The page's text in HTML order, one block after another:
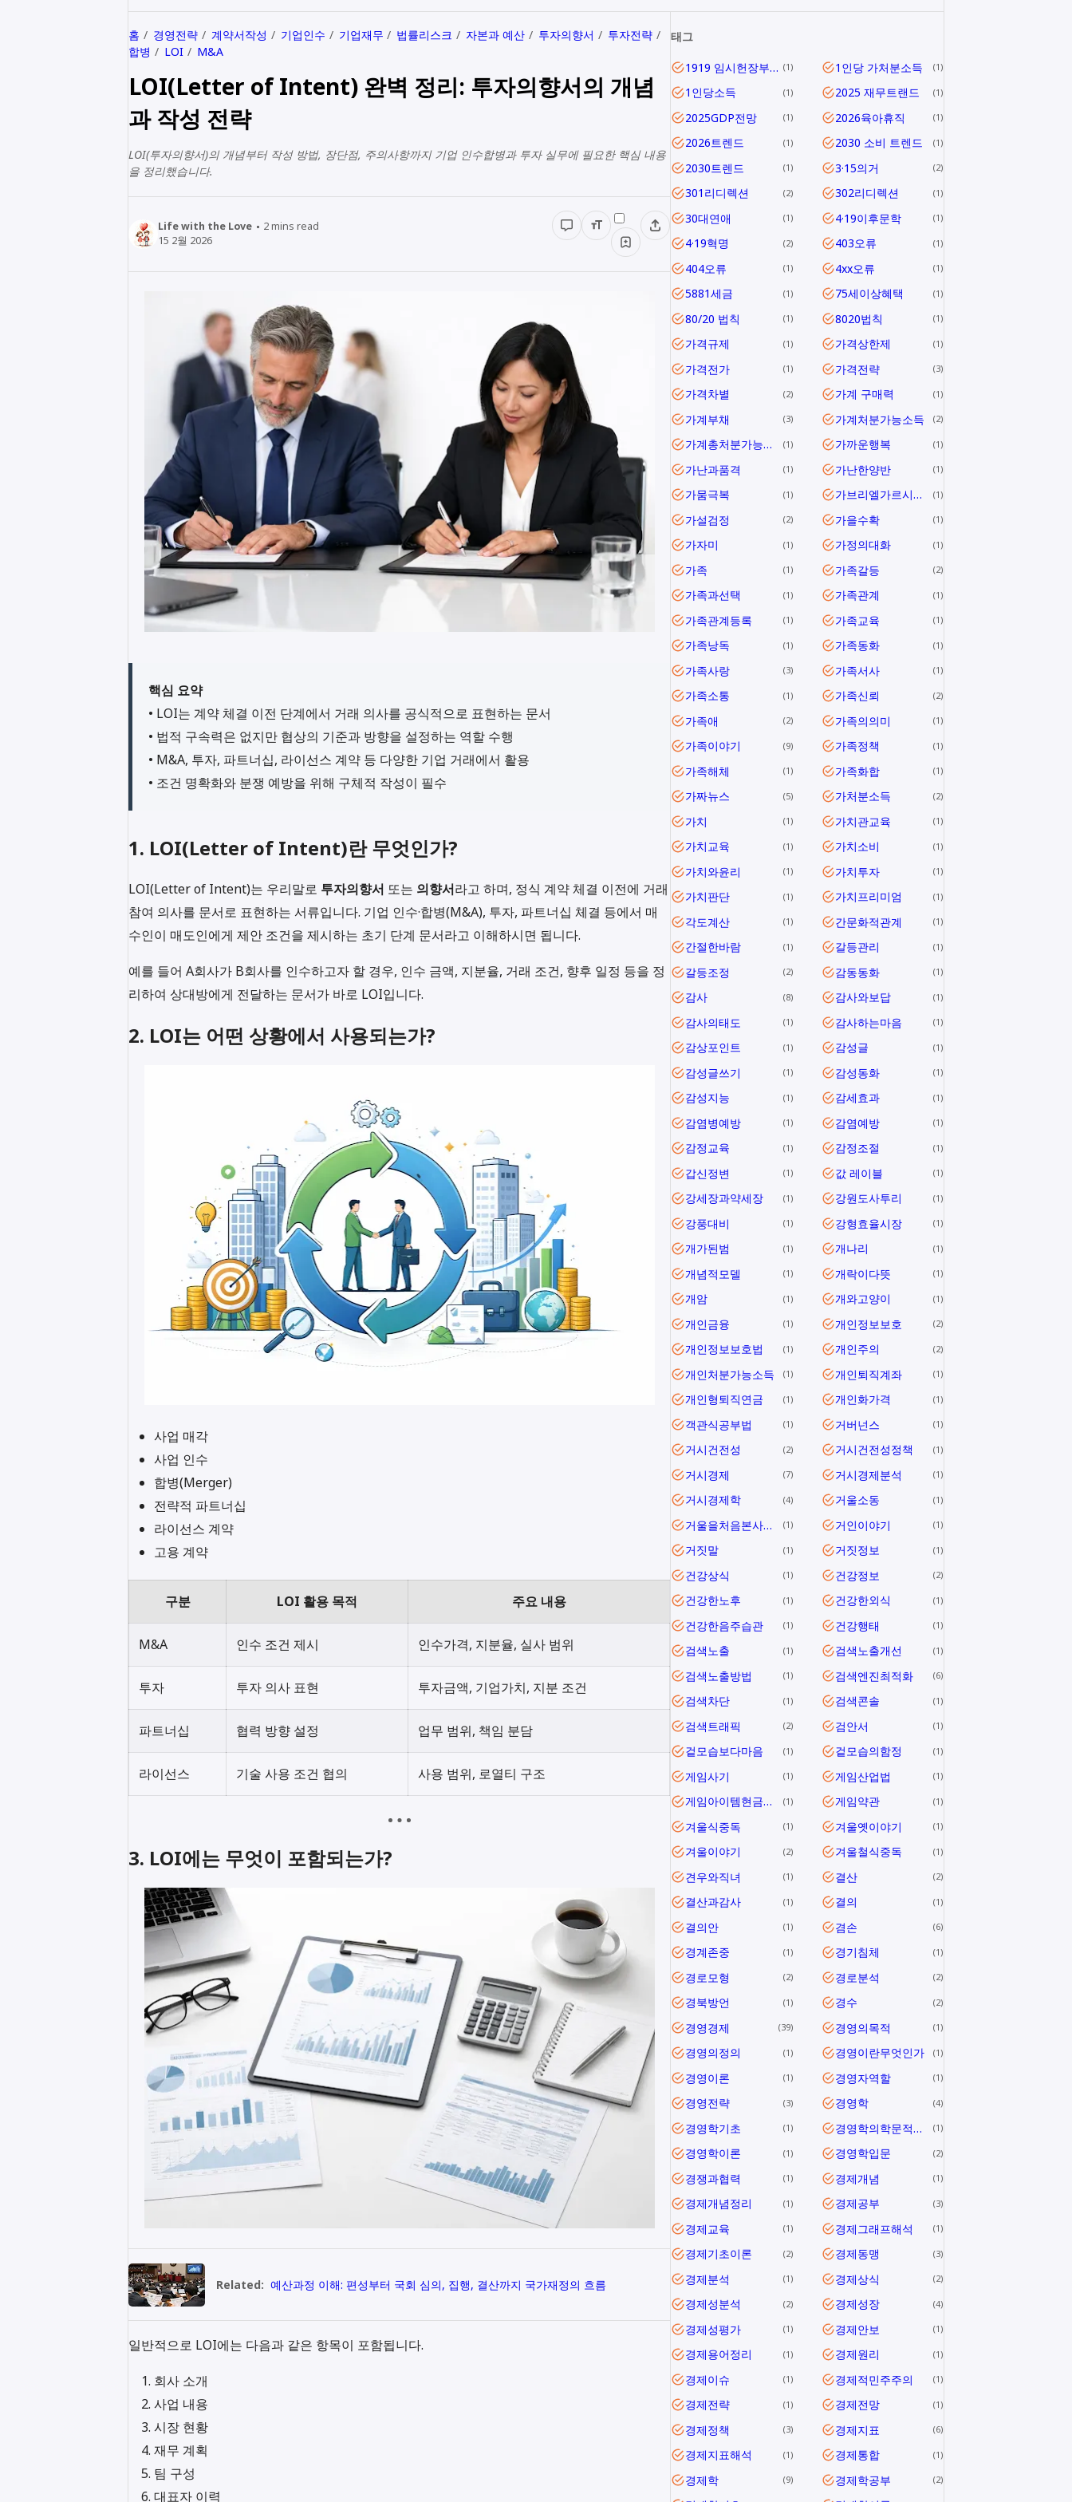
홈 경영전략 계약서작성 기업인수 기업재무 법률리스크 자본과 예산 투자의향서
투자전략
합병
LOI M&A
LOI(Letter of Intent) 완벽 정리: 투자의향서의 개념
과 작성 전략
LOI(투자의향서)의 개념부터 작성 방법, 장단점, 주의사항까지 기업 인수합병과 투자 실무에 필요한 핵심 내용
을 정리했습니다.
Life with the Love 2mins read
15 2월 2026
핵심 요약
• LOI는 계약 체결 이전 단계에서 거래 의사를 공식적으로 표현하는 문서
• 법적 구속력은 없지만 협상의 기준과 방향을 설정하는 역할 수행
• M&A, 투자, 파트너십, 라이선스 계약 등 다양한 기업 거래에서 활용
• 조건 명확화와 분쟁 예방을 위해 구체적 작성이 필수
1. LOI(Letter of Intent)란 무엇인가?
LOI(Letter of Intent)는 우리말로 투자의향서 또는 의향서라고 하며, 정식 계약 체결 이전에 거래
참여 의사를 문서로 표현하는 서류입니다. 기업 인수·합병(M&A), 투자, 파트너십 체결 등에서 매
수인이 매도인에게 제안 조건을 제시하는 초기 단계 문서라고 이해하시면 됩니다.
예를 들어 A회사가 B회사를 인수하고자 할 경우, 인수 금액, 지분율, 거래 조건, 향후 일정 등을 정
리하여 상대방에게 전달하는 문서가 바로 LOI입니다.
2. LOI는 어떤 상황에서 사용되는가?
사업 매각
사업 인수
합병(Merger)
전략적 파트너십
라이선스 계약
고용 계약
구분 LOI 활용 목적 주요 내용
M&A 인수 조건 제시 인수가격, 지분율, 실사 범위
투자 투자 의사 표현 투자금액, 기업가치, 지분 조건
파트너십 협력 방향 설정 업무 범위, 책임 분담
라이선스 기술 사용 조건 협의 사용 범위, 로열티 구조
3. LOI에는 무엇이 포함되는가?
Related: 예산과정 이해: 편성부터 국회 심의, 집행, 결산까지 국가재정의 흐름
일반적으로 LOI에는 다음과 같은 항목이 포함됩니다.
회사 소개
사업 내용
시장 현황
재무 계획
팀 구성
대표자 이력
태그
1919 임시헌장부터 헌법 제1조까지 1 1인당 가처분소득 1
1인당소득 1 2025 재무트랜드 1
2025GDP전망 1 2026육아휴직 1
2026트렌드 1 2030 소비 트렌드 1
2030트렌드 1 3·15의거 2
301리디렉션 2 302리디렉션 1
30대연애 1 4·19이후문학 1
4·19혁명 2 403오류 1
404오류 1 4xx오류 1
5881세금 1 75세이상혜택 1
80/20 법칙 1 8020법칙 1
가격규제 1 가격상한제 1
가격전가 1 가격전략 3
가격차별 2 가계 구매력 1
가계부채 3 가계처분가능소득 2
가계총처분가능소득 1 가까운행복 1
가난과품격 1 가난한양반 1
가뭄극복 1 가브리엘가르시아마르케스 1
가설검정 2 가을수확 1
가자미 1 가정의대화 1
가족 1 가족갈등 2
가족과선택 1 가족관계 1
가족관계등록 1 가족교육 1
가족낭독 1 가족동화 1
가족사랑 3 가족서사 1
가족소통 1 가족신뢰 2
가족애 2 가족의의미 1
가족이야기 9 가족정책 1
가족해체 1 가족화합 1
가짜뉴스 5 가처분소득 2
가치 1 가치관교육 1
가치교육 1 가치소비 1
가치와윤리 1 가치투자 1
가치판단 1 가치프리미엄 1
각도계산 1 간문화적관계 1
간절한바람 1 갈등관리 1
갈등조정 2 감동동화 1
감사 8 감사와보답 1
감사의태도 1 감사하는마음 1
감상포인트 1 감성글 1
감성글쓰기 1 감성동화 1
감성지능 1 감세효과 1
감염병예방 1 감염예방 1
감정교육 1 감정조절 1
갑신정변 1 값 레이블 1
강세장과약세장 1 강원도사투리 1
강풍대비 1 강형효율시장 1
개가된범 1 개나리 1
개념적모델 1 개락이다뜻 1
개암 1 개와고양이 1
개인금융 1 개인정보보호 2
개인정보보호법 1 개인주의 2
개인처분가능소득 1 개인퇴직계좌 1
개인형퇴직연금 1 개인화가격 1
객관식공부법 1 거버넌스 1
거시건전성 2 거시건전성정책 1
거시경제 7 거시경제분석 1
거시경제학 4 거울소동 1
거울을처음본사람들 1 거인이야기 1
거짓말 1 거짓정보 1
건강상식 1 건강정보 2
건강한노후 1 건강한외식 1
건강한음주습관 1 건강행태 1
검색노출 1 검색노출개선 1
검색노출방법 1 검색엔진최적화 6
검색차단 1 검색콘솔 1
검색트래픽 2 검안서 1
겉모습보다마음 1 겉모습의함정 1
게임사기 1 게임산업법 1
게임아이템현금거래 1 게임약관 1
겨울식중독 1 겨울옛이야기 1
겨울이야기 2 겨울철식중독 1
견우와직녀 1 결산 2
결산과감사 1 결의 1
결의안 1 겸손 6
경계존중 1 경기침체 1
경로모형 2 경로분석 2
경북방언 1 경수 2
경영경제 39 경영의목적 1
경영의정의 1 경영이란무엇인가 1
경영이론 1 경영자역할 1
경영전략 3 경영학 4
경영학기초 1 경영학의학문적특성 1
경영학이론 1 경영학입문 2
경쟁과협력 1 경제개념 1
경제개념정리 1 경제공부 3
경제교육 1 경제그래프해석 1
경제기초이론 2 경제동맹 3
경제분석 1 경제상식 2
경제성분석 2 경제성장 4
경제성평가 1 경제안보 1
경제용어정리 1 경제원리 1
경제이슈 1 경제적민주주의 1
경제전략 1 경제전망 1
경제정책 3 경제지표 6
경제지표해석 1 경제통합 1
경제학 9 경제학공부 2